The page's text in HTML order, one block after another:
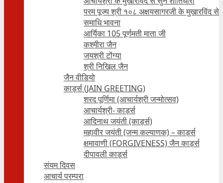
परम पूज्य श्री १०८ अक्षयसागरजी के मुखारविंद से
समाधि भावना
आर्यिका 105 पूर्णमती माता जी
कश्मीरा जैन
जयश्री टोंग्या
श्री निखिल जैन
जैन वीडियो
कार्ड्स (JAIN GREETING)
शरद पूर्णिमा (आचार्यश्री जन्मोत्सव)
आचार्यश्री- कार्ड्स
आदिनाथ जयंती (कार्ड्स)
महावीर जयंती (जन्म कल्याणक) – कार्ड्स
क्षमावाणी (FORGIVENESS) जैन कार्ड्स
दीपावली कार्ड्स
संयम दिवस
आचार्य परम्परा